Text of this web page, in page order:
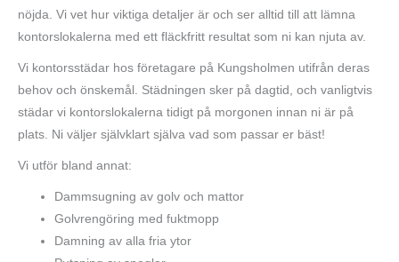
nöjda. Vi vet hur viktiga detaljer är och ser alltid till att lämna
kontorslokalerna med ett fläckfritt resultat som ni kan njuta av.
Vi kontorsstädar hos företagare på Kungsholmen utifrån deras
behov och önskemål. Städningen sker på dagtid, och vanligtvis
städar vi kontorslokalerna tidigt på morgonen innan ni är på
plats. Ni väljer självklart själva vad som passar er bäst!
Vi utför bland annat:
Dammsugning av golv och mattor
Golvrengöring med fuktmopp
Damning av alla fria ytor